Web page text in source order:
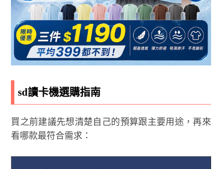
sd讀卡機選購指南
買之前建議先想清楚自己的預算跟主要用途，再來
看哪款最符合需求：